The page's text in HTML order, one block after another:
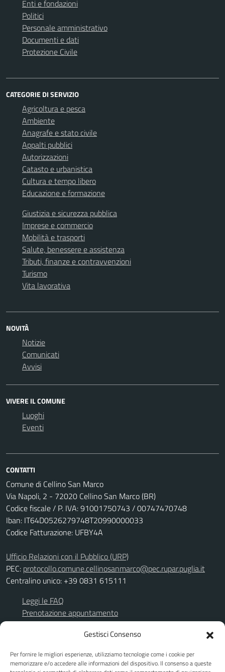
Gestisci Consenso
Per fornire le migliori esperienze, utilizziamo tecnologie come i cookie per
memorizzare e/o accedere alle informazioni del dispositivo. Il consenso a queste
Enti e fondazioni
Politici
Personale amministrativo
Documenti e dati
Protezione Civile
CATEGORIE DI SERVIZIO
Agricoltura e pesca
Ambiente
Anagrafe e stato civile
Appalti pubblici
Autorizzazioni
Catasto e urbanistica
Cultura e tempo libero
Educazione e formazione
Giustizia e sicurezza pubblica
Imprese e commercio
Mobilità e trasporti
Salute, benessere e assistenza
Tributi, finanze e contravvenzioni
Turismo
Vita lavorativa
NOVITÀ
Notizie
Comunicati
Avvisi
VIVERE IL COMUNE
Luoghi
Eventi
CONTATTI
Comune di Cellino San Marco
Via Napoli, 2 - 72020 Cellino San Marco (BR)
Codice fiscale / P. IVA: 91001750743 / 00747470748
Iban: IT64D0526279748T20990000033
Codice Fatturazione: UFBY4A
Ufficio Relazioni con il Pubblico (URP)
PEC: protocollo.comune.cellinosanmarco@pec.rupar.puglia.it
Centralino unico: +39 0831 615111
Leggi le FAQ
Prenotazione appuntamento
Richiesta assistenza
Segnalazione disservizio
Albo Pretorio
Amministrazione trasparente